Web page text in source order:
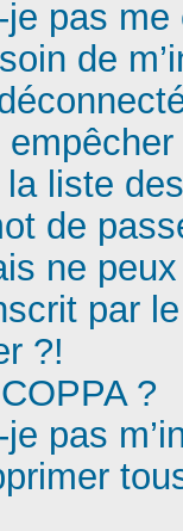
pas
de
la liste
de
ne
par
?!
?
pas